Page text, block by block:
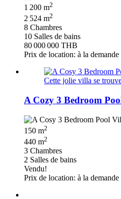
1 200 m2
2 524 m2
8 Chambres
10 Salles de bains
80 000 000 THB
Prix de location: à la demande
Cette jolie villa se
A Cozy 3 Bedroom
150 m2
440 m2
3 Chambres
2 Salles de bains
Vendu!
Prix de location: à la demande